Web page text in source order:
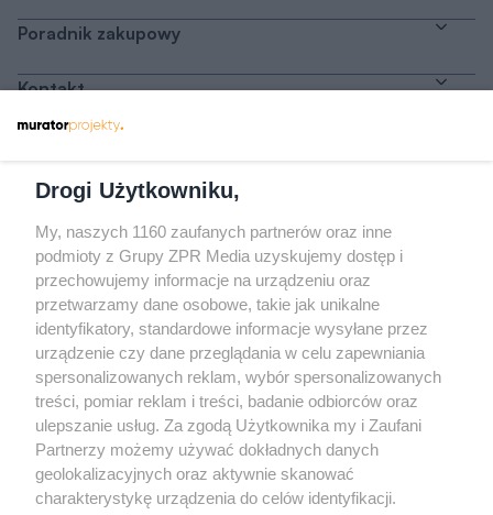
Poradnik zakupowy
Kontakt
Odwiedź grupę na Facebooku
Gdybym budował drugi raz - mądry Polak
przed budową
Forum Muratora
Drogi Użytkowniku,
My, naszych 1160 zaufanych partnerów oraz inne
podmioty z Grupy ZPR Media uzyskujemy dostęp i
przechowujemy informacje na urządzeniu oraz
przetwarzamy dane osobowe, takie jak unikalne
identyfikatory, standardowe informacje wysyłane przez
urządzenie czy dane przeglądania w celu zapewniania
spersonalizowanych reklam, wybór spersonalizowanych
treści, pomiar reklam i treści, badanie odbiorców oraz
ulepszanie usług. Za zgodą Użytkownika my i Zaufani
Partnerzy możemy używać dokładnych danych
geolokalizacyjnych oraz aktywnie skanować
charakterystykę urządzenia do celów identyfikacji.